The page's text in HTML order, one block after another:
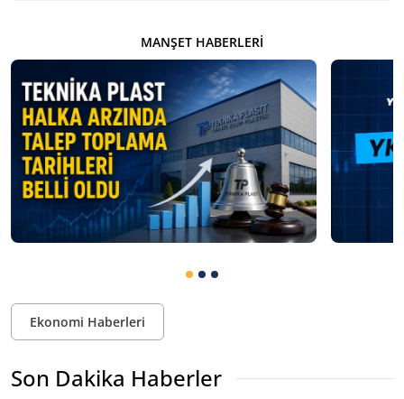
MANŞET HABERLERI
Ekonomi Haberleri
Son Dakika Haberler